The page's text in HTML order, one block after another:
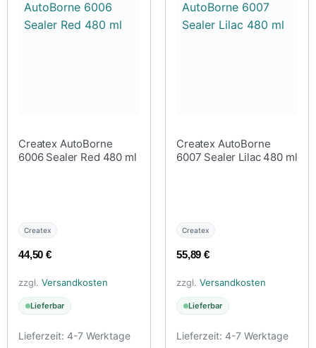
Createx AutoBorne
6006 Sealer Red 480 ml
Createx
44,50€
zzgl. Versandkosten
Lieferbar
Lieferzeit: 4-7 Werktage
Createx AutoBorne
6007 Sealer Lilac 480 ml
Createx
55,89€
zzgl. Versandkosten
Lieferbar
Lieferzeit: 4-7 Werktage